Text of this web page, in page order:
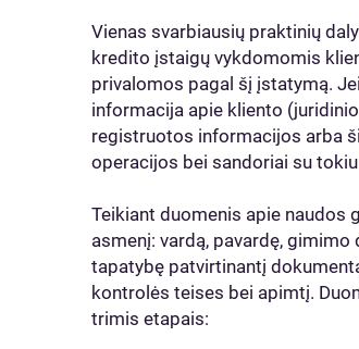
Vienas svarbiausių praktinių
kredito įstaigų vykdomomis
privalomos pagal šį įstatymą.
informacija apie kliento
registruotos informacijos arba
operacijos bei sandoriai su
Teikiant duomenis apie naudos
asmenį: vardą, pavardę,
tapatybę patvirtinantį
kontrolės teises bei apimtį.
trimis etapais: